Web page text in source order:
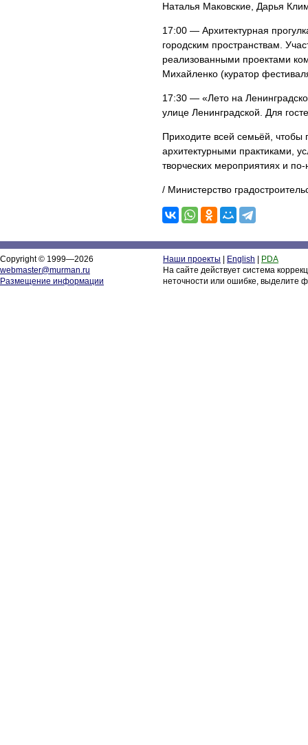
Наталья Маковские, Дарья
17:00 — Архитектурная
городским пространствам.
реализованными проектами
Михайленко (куратор
17:30 — «Лето на
улице Ленинградской. Для
Приходите всей семьёй,
архитектурными практиками,
творческих мероприятиях и
/ Министерство
Copyright © 1999—2026
webmaster@murman.ru
Размещение информации
Наши проекты English
PDA
На сайте действует система
неточности или ошибке, выделите